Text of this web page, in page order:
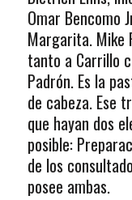
Omar Bencomo
Margarita. Mike
tanto a Carrillo
Padrón. Es la
de cabeza. Ese
que hayan dos
posible:
de los
posee ambas.